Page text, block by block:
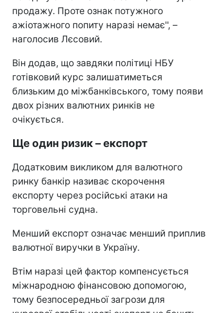
продажу. Проте ознак потужного
ажіотажного попиту наразі немає'', –
наголосив Лєсовий.
Він додав, що завдяки політиці НБУ
готівковий курс залишатиметься
близьким до міжбанківського, тому появи
двох різних валютних ринків не
очікується.
Ще один ризик – експорт
Додатковим викликом для валютного
ринку банкір називає скорочення
експорту через російські атаки на
торговельні судна.
Менший експорт означає менший приплив
валютної виручки в Україну.
Втім наразі цей фактор компенсується
міжнародною фінансовою допомогою,
тому безпосередньої загрози для